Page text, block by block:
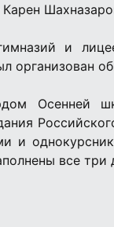
и
организован
Осенней
и
все три